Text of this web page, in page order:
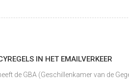
IN HET EMAILVERKEER
de GBA (Geschillenkamer van de